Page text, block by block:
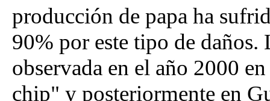
producción de papa ha
90% por este tipo de
observada en el año 2000
chip" y posteriormente en